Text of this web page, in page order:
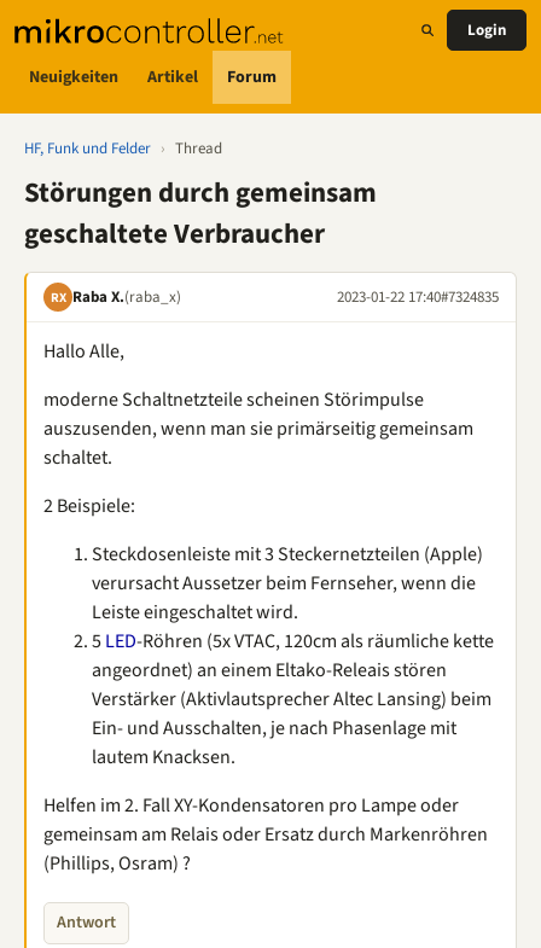
Neuigkeiten Artikel Forum
Login
HF, Funk und Felder › Thread
Störungen durch gemeinsam
geschaltete Verbraucher
RX Raba X.(raba_x) 2023-01-22 17:40#7324835
Hallo Alle,
moderne Schaltnetzteile scheinen Störimpulse
auszusenden, wenn man sie primärseitig gemeinsam
schaltet.
2 Beispiele:
Steckdosenleiste mit 3 Steckernetzteilen (Apple)
verursacht Aussetzer beim Fernseher, wenn die
Leiste eingeschaltet wird.
5LED-Röhren (5x VTAC, 120cm als räumliche kette
angeordnet) an einem Eltako-Releais stören
Verstärker (Aktivlautsprecher Altec Lansing) beim
Ein- und Ausschalten, je nach Phasenlage mit
lautem Knacksen.
Helfen im 2. Fall XY-Kondensatoren pro Lampe oder
gemeinsam am Relais oder Ersatz durch Markenröhren
(Phillips, Osram) ?
Antwort